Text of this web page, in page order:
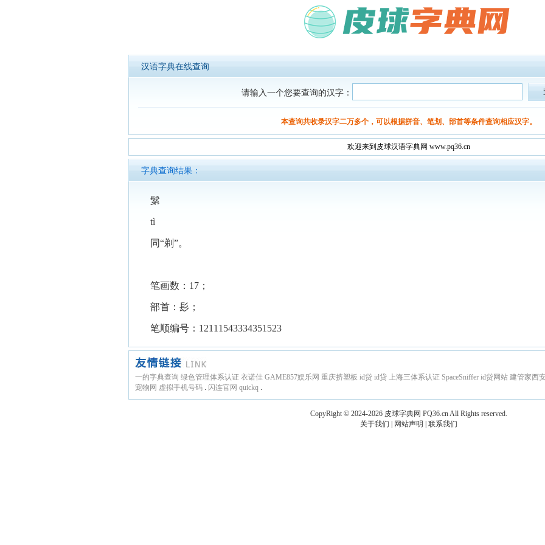
汉语字典在线查询
请输入一个您要查询的汉字：
本查询共收录汉字二万多个，可以根据拼音、笔划、部首等条件查询相应汉字。
欢迎来到皮球汉语字典网 www.pq36.cn
字典查询结果：
鬀
tì
同“剃”。
笔画数：17；
部首：髟；
笔顺编号：12111543334351523
一的字典查询 绿色管理体系认证 衣诺佳 GAME857娱乐网 重庆挤塑板 id贷 id贷 上海三体系认证 SpaceSniffer id贷网站 建管家西
宠物网 虚拟手机号码 . 闪连官网 quickq .
CopyRight © 2024-2026 皮球字典网 PQ36.cnAll Rights reserved.
关于我们
网站声明 联系我们